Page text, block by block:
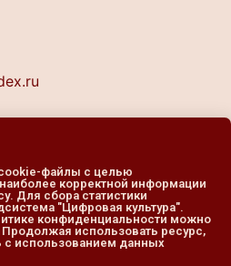
cookie-файлы с целью
корректной информации
Для сбора статистики
"Цифровая культура".
конфиденциальности можно
Продолжая использовать ресурс,
с использованием данных